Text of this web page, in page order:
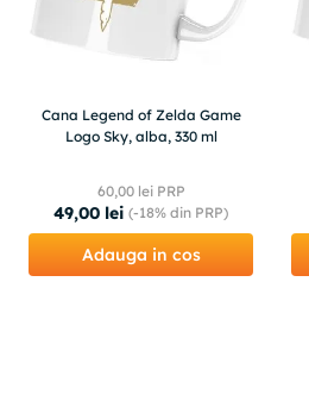
Cana Legend of Zelda Game
Logo Sky, alba, 330 ml
60,00lei PRP
49,00 lei (-18% din PRP)
Adauga in cos